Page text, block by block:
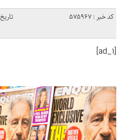
کد خبر : 575967
[ad_1]